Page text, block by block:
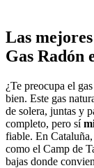
+
−
Las
Gas Radón
¿Te preocupa el
bien. Este gas
de solera, juntas y
completo, pero sí
fiable. En
como el Camp de
bajas donde